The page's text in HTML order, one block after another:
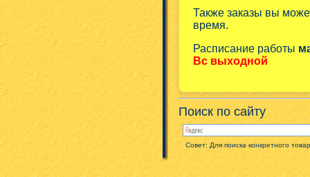
Также заказы вы
время.
Расписание работы
Вс выходной
Поиск по сайту
Совет: Для поиска конкретного